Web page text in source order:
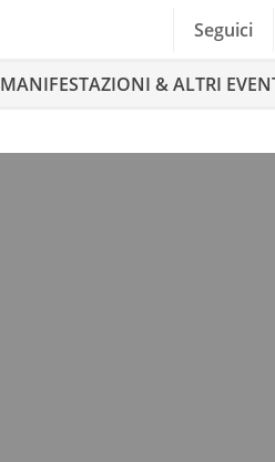
Seguici
MANIFESTAZIONI & ALTRI